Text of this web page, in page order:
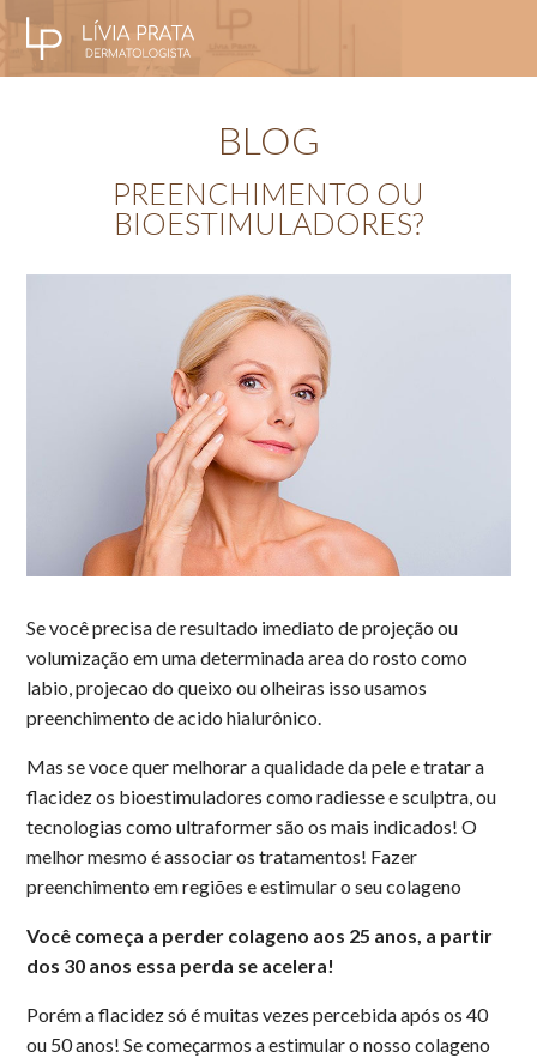
BLOG
PREENCHIMENTO OU
BIOESTIMULADORES?
Se você precisa de resultado imediato de projeção ou
volumização em uma determinada area do rosto como
labio, projecao do queixo ou olheiras isso usamos
preenchimento de acido hialurônico.
Mas se voce quer melhorar a qualidade da pele e tratar a
flacidez os bioestimuladores como radiesse e sculptra, ou
tecnologias como ultraformer são os mais indicados! O
melhor mesmo é associar os tratamentos! Fazer
preenchimento em regiões e estimular o seu colageno
Você começa a perder colageno aos 25 anos, a partir
dos 30 anos essa perda se acelera!
Porém a flacidez só é muitas vezes percebida após os 40
ou 50 anos! Se começarmos a estimular o nosso colageno